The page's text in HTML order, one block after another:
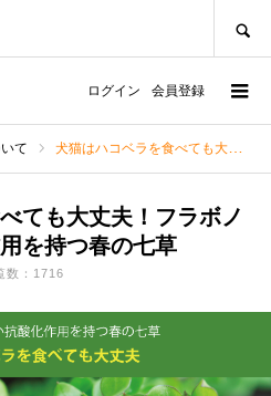
ログイン 会員登録
て 犬猫はハコベラを食べても大丈夫！フラボノイドの高い抗酸化作用を持つ春の七草
ても大丈夫！フラボノ
を持つ春の七草
数：1716